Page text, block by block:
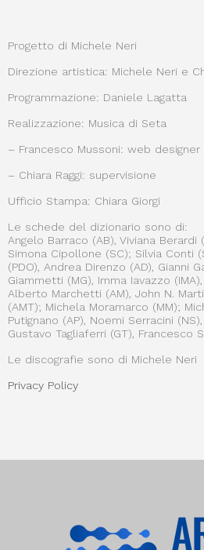
Progetto di Michele Neri
Direzione artistica: Michele Neri e
Programmazione: Daniele Lagatta
Realizzazione: Musica di Seta
– Francesco Mussoni: web
– Chiara Raggi: supervisione
Ufficio Stampa: Chiara Giorgi
Le schede del dizionario sono di:
Angelo Barraco (AB), Viviana Berardi
Simona Cipollone (SC); Silvia Conti
(PDO), Andrea Direnzo (AD), Gianni
Giammetti (MG), Imma Iavazzo
Alberto Marchetti (AM), John N.
(AMT); Michela Moramarco (MM);
Putignano (AP), Noemi Serracini
Gustavo Tagliaferri (GT), Francesco
Le discografie sono di Michele Neri
Privacy Policy